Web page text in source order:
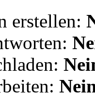
erstellen: